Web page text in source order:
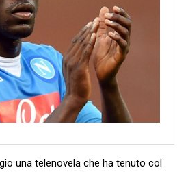
una telenovela che ha tenuto col